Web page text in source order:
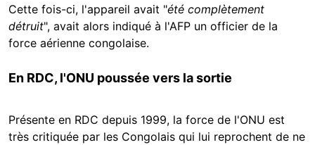
Cette fois-ci, l'appareil avait "été complètement
détruit", avait alors indiqué à l'AFP un officier de la
force aérienne congolaise.
En RDC, l'ONU poussée vers la sortie
Présente en RDC depuis 1999, la force de l'ONU est
très critiquée par les Congolais qui lui reprochent de ne